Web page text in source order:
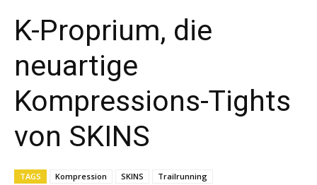
K-Proprium, die
neuartige
Kompressions-Tights
von SKINS
TAGS Kompression SKINS Trailrunning